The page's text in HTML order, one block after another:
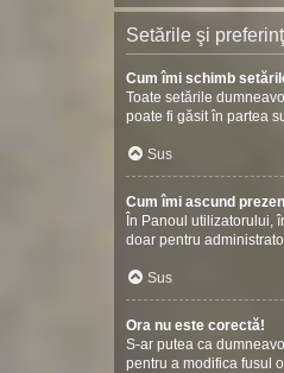
Setările şi
Cum îmi schimb
Toate setările
poate fi găsit în partea
Sus
Cum îmi ascund
În Panoul utilizatorului,
doar pentru
Sus
Ora nu este corectă!
S-ar putea ca
pentru a modifica fusul